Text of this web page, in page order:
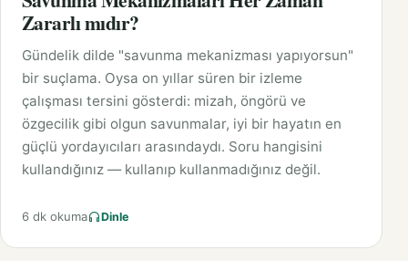
Zararlı mıdır?
Gündelik dilde "savunma mekanizması yapıyorsun"
bir suçlama. Oysa on yıllar süren bir izleme
çalışması tersini gösterdi: mizah, öngörü ve
özgecilik gibi olgun savunmalar, iyi bir hayatın en
güçlü yordayıcıları arasındaydı. Soru hangisini
kullandığınız — kullanıp kullanmadığınız değil.
6 dk okuma Dinle